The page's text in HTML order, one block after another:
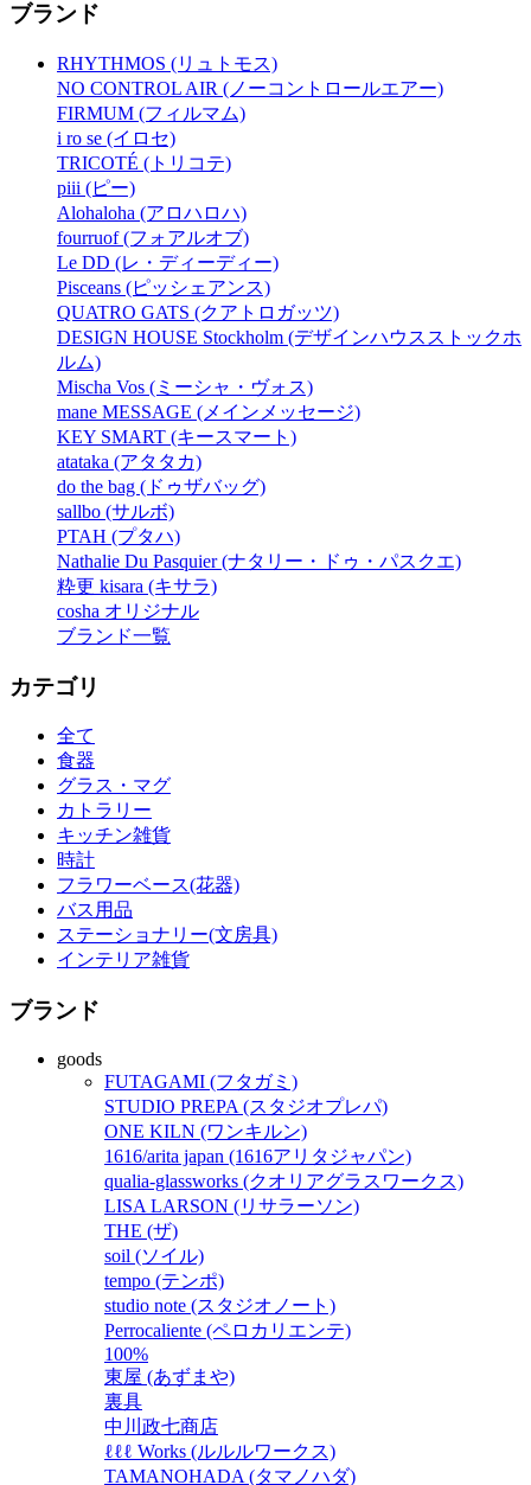
ブランド
RHYTHMOS (リュトモス)
NO CONTROL AIR (ノーコントロールエアー)
FIRMUM (フィルマム)
i ro se (イロセ)
TRICOTÉ (トリコテ)
piii (ピー)
Alohaloha (アロハロハ)
fourruof (フォアルオブ)
Le DD (レ・ディーディー)
Pisceans (ピッシェアンス)
QUATRO GATS (クアトロガッツ)
DESIGN HOUSE Stockholm (デザインハウスストックホ
ルム)
Mischa Vos (ミーシャ・ヴォス)
mane MESSAGE (メインメッセージ)
KEY SMART (キースマート)
atataka (アタタカ)
do the bag (ドゥザバッグ)
sallbo (サルボ)
PTAH (プタハ)
Nathalie Du Pasquier (ナタリー・ドゥ・パスクエ)
粋更 kisara (キサラ)
cosha オリジナル
ブランド一覧
カテゴリ
全て
食器
グラス・マグ
カトラリー
キッチン雑貨
時計
フラワーベース(花器)
バス用品
ステーショナリー(文房具)
インテリア雑貨
ブランド
goods
FUTAGAMI (フタガミ)
STUDIO PREPA (スタジオプレパ)
ONE KILN (ワンキルン)
1616/arita japan (1616アリタジャパン)
qualia-glassworks (クオリアグラスワークス)
LISA LARSON (リサラーソン)
THE (ザ)
soil (ソイル)
tempo (テンポ)
studio note (スタジオノート)
Perrocaliente (ペロカリエンテ)
100%
東屋 (あずまや)
裏具
中川政七商店
ℓℓℓ Works (ルルルワークス)
TAMANOHADA (タマノハダ)